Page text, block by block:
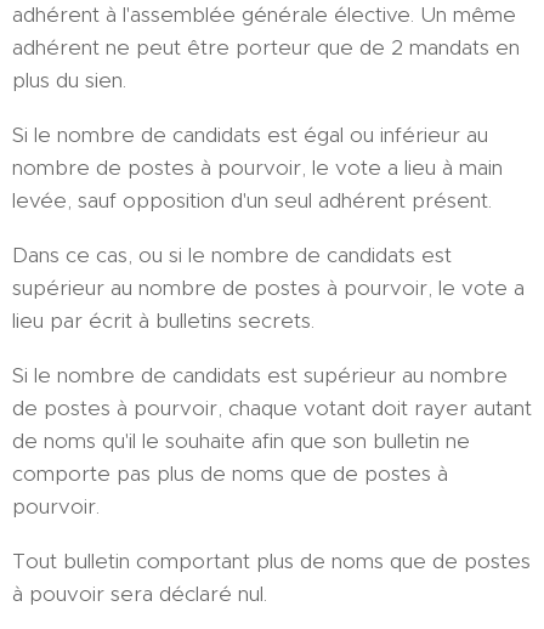
adhérent à l'assemblée générale élective. Un même
adhérent ne peut être porteur que de 2 mandats en
plus du sien.
Si le nombre de candidats est égal ou inférieur au
nombre de postes à pourvoir, le vote a lieu à main
levée, sauf opposition d'un seul adhérent présent.
Dans ce cas, ou si le nombre de candidats est
supérieur au nombre de postes à pourvoir, le vote a
lieu par écrit à bulletins secrets.
Si le nombre de candidats est supérieur au nombre
de postes à pourvoir, chaque votant doit rayer autant
de noms qu'il le souhaite afin que son bulletin ne
comporte pas plus de noms que de postes à
pourvoir.
Tout bulletin comportant plus de noms que de postes
à pouvoir sera déclaré nul.